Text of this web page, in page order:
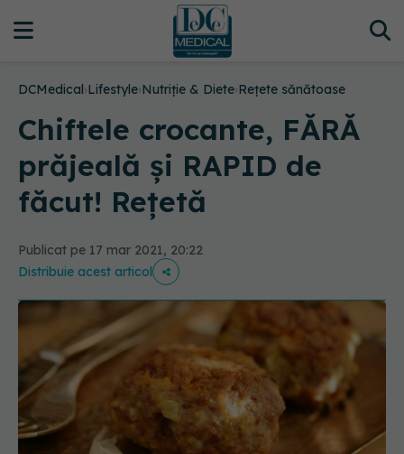
DCMedical›Lifestyle›Nutriție & Diete›Rețete sănătoase
Chiftele crocante, FĂRĂ
prăjeală și RAPID de
făcut! Rețetă
Publicat pe 17 mar 2021, 20:22
Distribuie acest articol